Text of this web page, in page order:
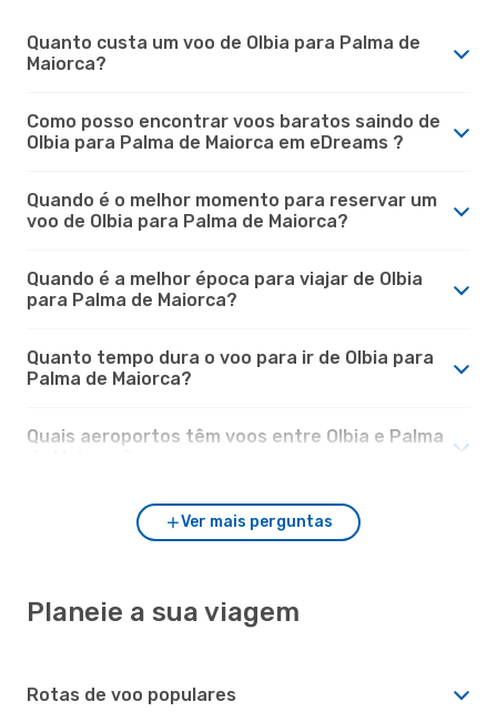
Quanto custa um voo de Olbia para Palma de
Maiorca?
Como posso encontrar voos baratos saindo de
Olbia para Palma de Maiorca em eDreams ?
Quando é o melhor momento para reservar um
voo de Olbia para Palma de Maiorca?
Quando é a melhor época para viajar de Olbia
para Palma de Maiorca?
Quanto tempo dura o voo para ir de Olbia para
Palma de Maiorca?
Quais aeroportos têm voos entre Olbia e Palma
Ver mais perguntas
Planeie a sua viagem
Rotas de voo populares